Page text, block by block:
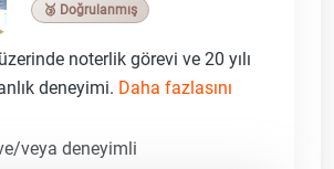
🥉 Doğrulanmış
noterlik görevi ve 20 yılı
deneyimi. Daha fazlasını
veya deneyimli